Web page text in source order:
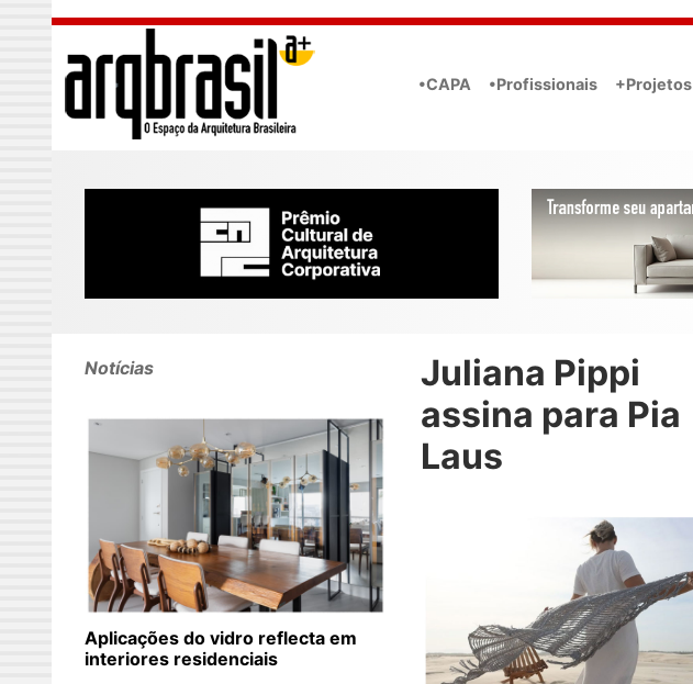
Skip to main content
•CAPA •Profissionais +Projetos
Juliana Pippi
assina para Pia
Laus
Notícias
Aplicações do vidro reflecta em
interiores residenciais